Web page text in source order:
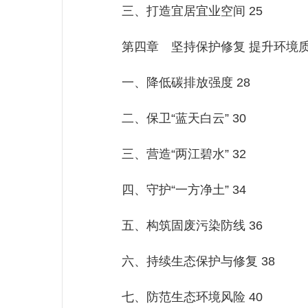
三、打造宜居宜业空间 25
第四章 坚持保护修复 提升环境
一、降低碳排放强度 28
二、保卫“蓝天白云” 30
三、营造“两江碧水” 32
四、守护“一方净土” 34
五、构筑固废污染防线 36
六、持续生态保护与修复 38
七、防范生态环境风险 40